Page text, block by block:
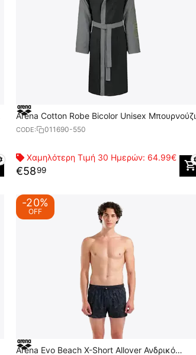
Arena Cotton Robe Bicolor Unisex Μπουρνούζι
CODE: 011690-550
Χαμηλότερη Τιμή 30 Ημερών: 64.99€
€5899
-20%
OFF
Arena Evo Beach X-Short Allover Ανδρικό